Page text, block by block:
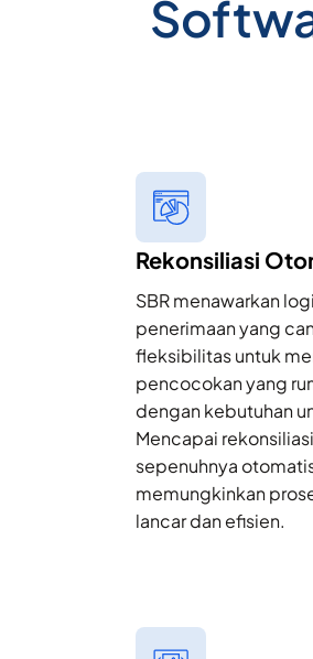
Rekonsiliasi
SBR menawarkan
penerimaan yang
fleksibilitas untuk
pencocokan yang
dengan kebutuhan
Mencapai
sepenuhnya
memungkinkan
lancar dan efisien.